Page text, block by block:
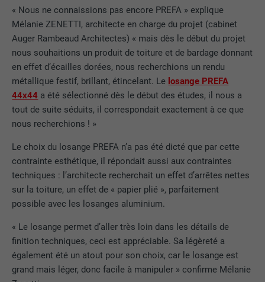
« Nous ne connaissions pas encore PREFA » explique
Mélanie ZENETTI, architecte en charge du projet (cabinet
Auger Rambeaud Architectes) « mais dès le début du projet
nous souhaitions un produit de toiture et de bardage donnant
en effet d’écailles dorées, nous recherchions un rendu
métallique festif, brillant, étincelant. Le losange PREFA
44x44 ​​​​​​​ a été sélectionné dès le début des études, il nous a
tout de suite séduits, il correspondait exactement à ce que
nous recherchions ! »
Le choix du losange PREFA n’a pas été dicté que par cette
contrainte esthétique, il répondait aussi aux contraintes
techniques : l’architecte recherchait un effet d’arrêtes nettes
sur la toiture, un effet de « papier plié », parfaitement
possible avec les losanges aluminium.
« Le losange permet d’aller très loin dans les détails de
finition techniques, ceci est appréciable. Sa légèreté a
également été un atout pour son choix, car le losange est
grand mais léger, donc facile à manipuler » confirme Mélanie